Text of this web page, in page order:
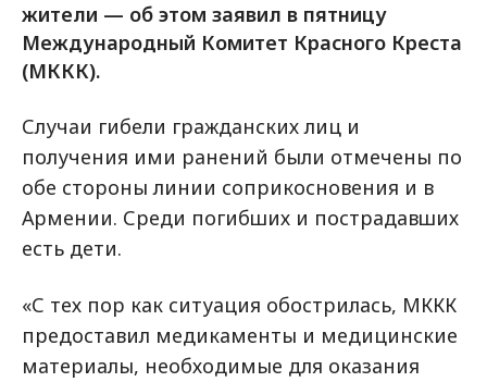
жители — об этом заявил в пятницу
Международный Комитет Красного Креста
(МККК).
Случаи гибели гражданских лиц и
получения ими ранений были отмечены по
обе стороны линии соприкосновения и в
Армении. Среди погибших и пострадавших
есть дети.
«С тех пор как ситуация обострилась, МККК
предоставил медикаменты и медицинские
материалы, необходимые для оказания